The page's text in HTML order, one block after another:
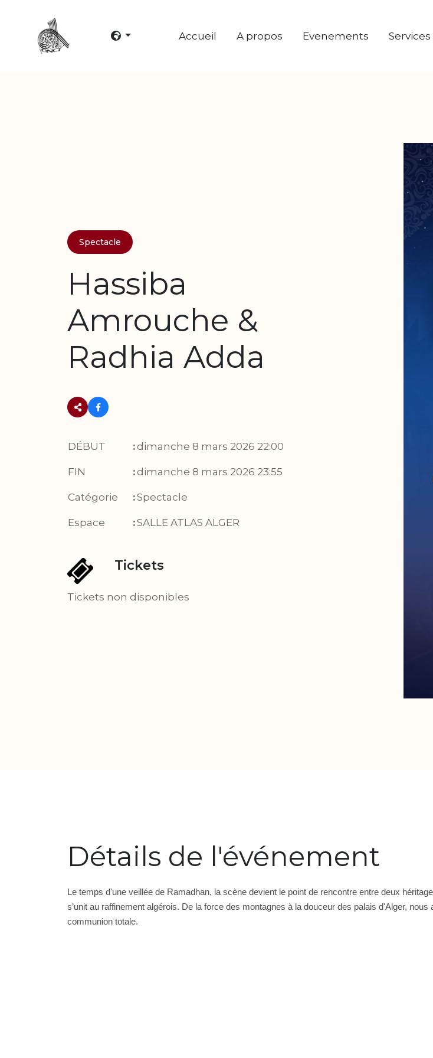
Accueil A propos Evenements Services
Spectacle
Hassiba
Amrouche &
Radhia Adda
DÉBUT :dimanche 8 mars 2026 22:00
FIN :dimanche 8 mars 2026 23:55
Catégorie :Spectacle
Espace :SALLE ATLAS ALGER
Tickets
Tickets non disponibles
Détails de l'événement
Le temps d'une veillée de Ramadhan, la scène devient le point de rencontre entre deux
s’unit au raffinement algérois. De la force des montagnes à la douceur des palais d'Alger,
communion totale.